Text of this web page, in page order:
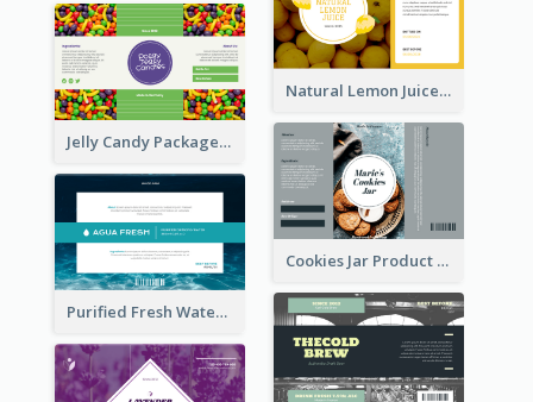
Natural Lemon Juice Label
Jelly Candy Package Label
Cookies Jar Product Label
Purified Fresh Water Drink Label